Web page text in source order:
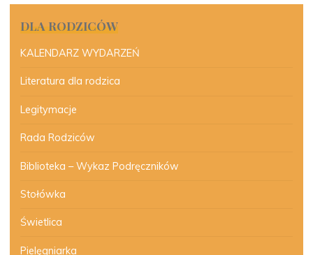
DLA RODZICÓW
KALENDARZ WYDARZEŃ
Literatura dla rodzica
Legitymacje
Rada Rodziców
Biblioteka – Wykaz Podręczników
Stołówka
Świetlica
Pielęgniarka